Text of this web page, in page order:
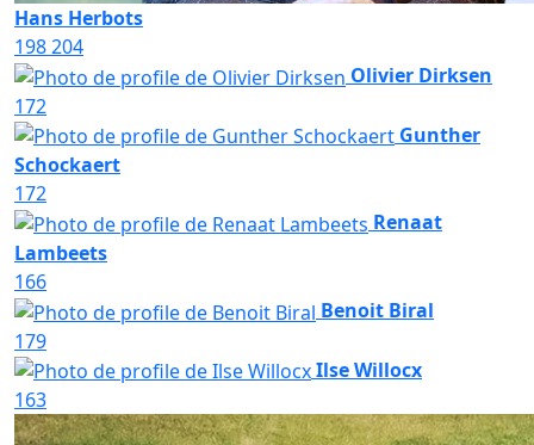
Hans Herbots
198204
Olivier Dirksen
172
Gunther
Schockaert
172
Renaat
Lambeets
166
Benoit Biral
179
Ilse Willocx
163